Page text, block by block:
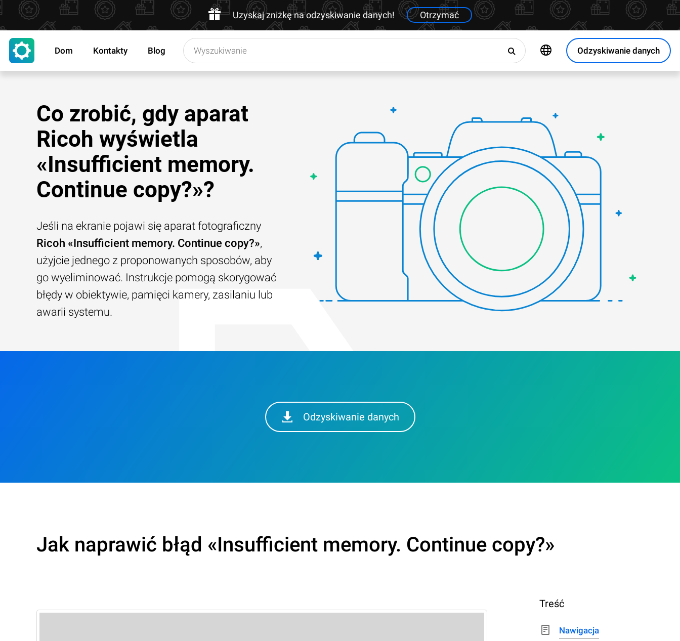
Uzyskaj zniżkę na odzyskiwanie danych! Otrzymać
Odzyskiwanie danych
Dom Kontakty Blog
Co zrobić, gdy aparat
Ricoh wyświetla
«Insufficient memory.
Continue copy?»?
Jeśli na ekranie pojawi się aparat fotograficzny
Ricoh «Insufficient memory. Continue copy?»,
użyjcie jednego z proponowanych sposobów, aby
go wyeliminować. Instrukcje pomogą skorygować
błędy w obiektywie, pamięci kamery, zasilaniu lub
awarii systemu.
Odzyskiwanie danych
Jak naprawić błąd «Insufficient memory. Continue copy?»
Treść
Nawigacja